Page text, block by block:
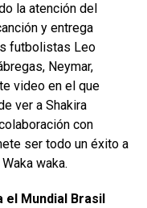
la atención del
y entrega
futbolistas Leo
Neymar,
video en el que
ver a Shakira
con
ser todo un éxito a
waka.
el Mundial Brasil